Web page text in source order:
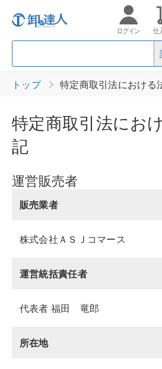
ログイン 仕
トップ 特定商取引法における
特定商取引法にお
記
運営販売者
販売業者
株式会社ＡＳＪコマース
運営統括責任者
代表者 福田 竜郎
所在地